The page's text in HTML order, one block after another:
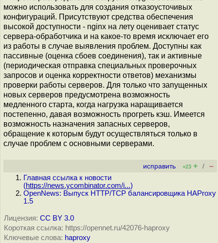
можно использовать для создания отказоусточивых
конфигураций. Присутствуют средства обеспечения
высокой доступности - nginx на лету оценивает статус
сервера-обработчика и на какое-то время исключает его
из работы в случае выявления проблем. Доступны как
пассивные (оценка сбоев соединения), так и активные
(периодическая отправка специальных проверочных
запросов и оценка корректности ответов) механизмы
проверки работы серверов. Для только что запущенных
новых серверов предусмотрена возможность
медленного старта, когда нагрузка наращивается
постепенно, давая возможность прогреть кэш. Имеется
возможность назначения запасных серверов,
обращение к которым будут осуществляться только в
случае проблем с основными серверами.
исправить +23 + / –
Главная ссылка к новости
(https://news.ycombinator.com/i...)
OpenNews: Выпуск HTTP/TCP балансировщика HAProxy
1.5
Лицензия: CC BY 3.0
Короткая ссылка: https://opennet.ru/42076-haproxy
Ключевые слова: haproxy